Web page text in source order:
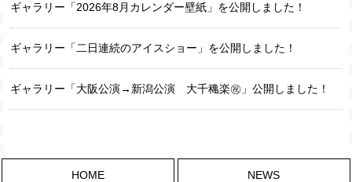
ギャラリー「2026年8月カレンダー壁紙」を公開しました！
ギャラリー「二日連続のアイスショー」を公開しました！
ギャラリー「大阪公演→新潟公演 大千穐楽㊗️」公開しました！
HOME NEWS